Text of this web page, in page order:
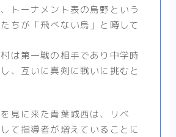
トーナメント表の烏野という
ちが「飛べない烏」と噂して
は第一戦の相手であり中学時
、互いに真剣に戦いに挑むと
見に来た青葉城西は、リベ
て指導者が増えていることに